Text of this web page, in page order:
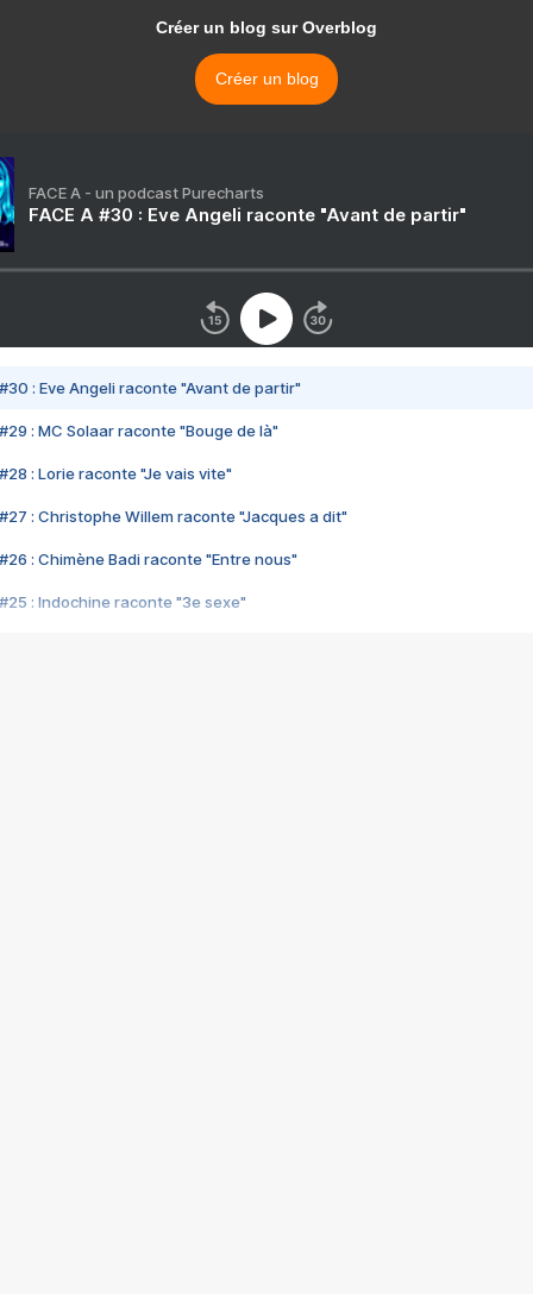
Créer un blog sur Overblog
Créer un blog
FACE A - un podcast Purecharts
FACE A #30 : Eve Angeli raconte "Avant de partir"
#30 : Eve Angeli raconte "Avant de partir"
#29 : MC Solaar raconte "Bouge de là"
#28 : Lorie raconte "Je vais vite"
#27 : Christophe Willem raconte "Jacques a dit"
#26 : Chimène Badi raconte "Entre nous"
#25 : Indochine raconte "3e sexe"